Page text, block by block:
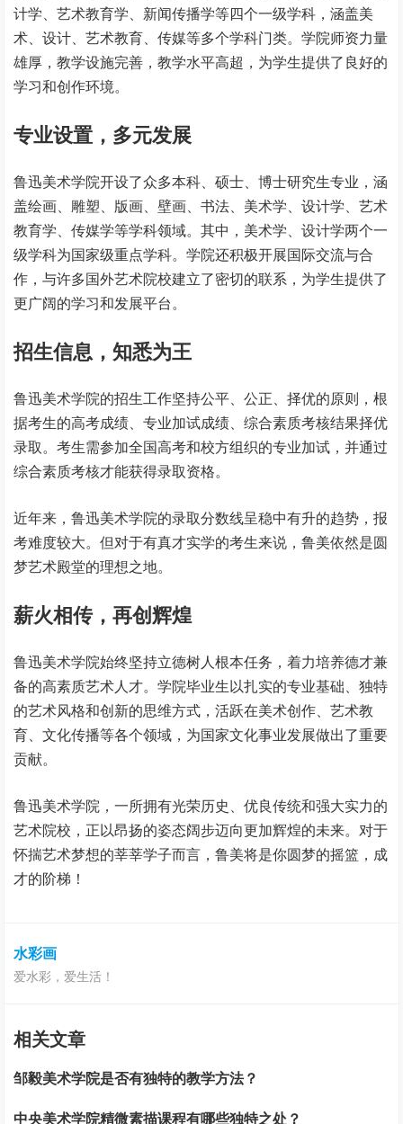
计学、艺术教育学、新闻传播学等四个一级学科，涵盖美
术、设计、艺术教育、传媒等多个学科门类。学院师资力量
雄厚，教学设施完善，教学水平高超，为学生提供了良好的
学习和创作环境。
专业设置，多元发展
鲁迅美术学院开设了众多本科、硕士、博士研究生专业，涵
盖绘画、雕塑、版画、壁画、书法、美术学、设计学、艺术
教育学、传媒学等学科领域。其中，美术学、设计学两个一
级学科为国家级重点学科。学院还积极开展国际交流与合
作，与许多国外艺术院校建立了密切的联系，为学生提供了
更广阔的学习和发展平台。
招生信息，知悉为王
鲁迅美术学院的招生工作坚持公平、公正、择优的原则，根
据考生的高考成绩、专业加试成绩、综合素质考核结果择优
录取。考生需参加全国高考和校方组织的专业加试，并通过
综合素质考核才能获得录取资格。
近年来，鲁迅美术学院的录取分数线呈稳中有升的趋势，报
考难度较大。但对于有真才实学的考生来说，鲁美依然是圆
梦艺术殿堂的理想之地。
薪火相传，再创辉煌
鲁迅美术学院始终坚持立德树人根本任务，着力培养德才兼
备的高素质艺术人才。学院毕业生以扎实的专业基础、独特
的艺术风格和创新的思维方式，活跃在美术创作、艺术教
育、文化传播等各个领域，为国家文化事业发展做出了重要
贡献。
鲁迅美术学院，一所拥有光荣历史、优良传统和强大实力的
艺术院校，正以昂扬的姿态阔步迈向更加辉煌的未来。对于
怀揣艺术梦想的莘莘学子而言，鲁美将是你圆梦的摇篮，成
才的阶梯！
水彩画
爱水彩，爱生活！
相关文章
邹毅美术学院是否有独特的教学方法？
中央美术学院精微素描课程有哪些独特之处？